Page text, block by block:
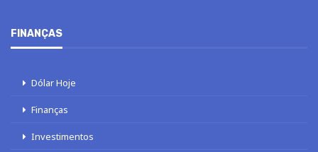
FINANÇAS
Dólar Hoje
Finanças
Investimentos